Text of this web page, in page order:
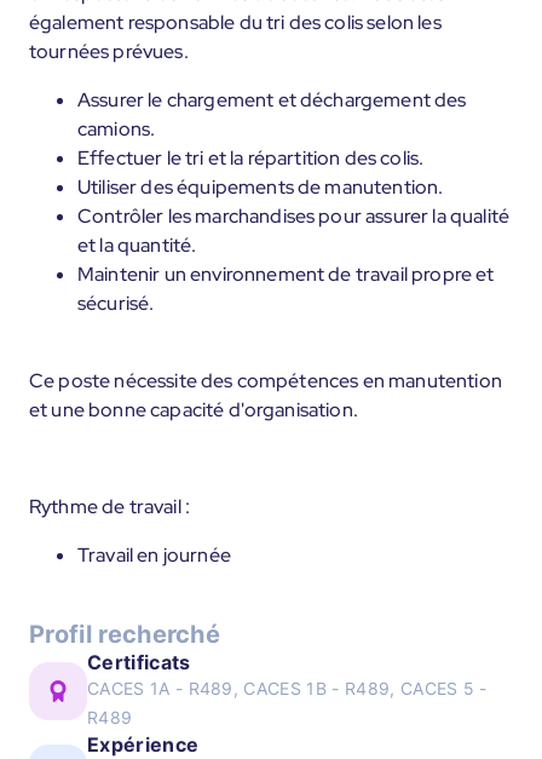
également responsable du tri des colis selon les
tournées prévues.
Assurer le chargement et déchargement des
camions.
Effectuer le tri et la répartition des colis.
Utiliser des équipements de manutention.
Contrôler les marchandises pour assurer la qualité
et la quantité.
Maintenir un environnement de travail propre et
sécurisé.
Ce poste nécessite des compétences en manutention
et une bonne capacité d'organisation.
Rythme de travail :
Travail en journée
Profil recherché
Certificats
CACES 1A - R489, CACES 1B - R489, CACES 5 -
R489
Expérience